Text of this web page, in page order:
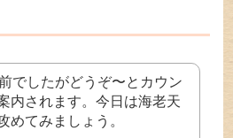
でしたがどうぞ〜とカウン
内されます。今日は海老天
めてみましょう。